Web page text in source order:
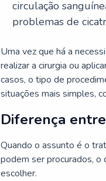
circulação
problemas de
Uma vez que há a
realizar a cirurgia ou
casos, o tipo de
situações mais simples,
Diferença
Quando o assunto é o
podem ser procurados, o
escolher.